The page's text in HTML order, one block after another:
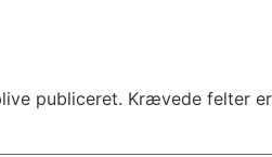
publiceret. Krævede felter